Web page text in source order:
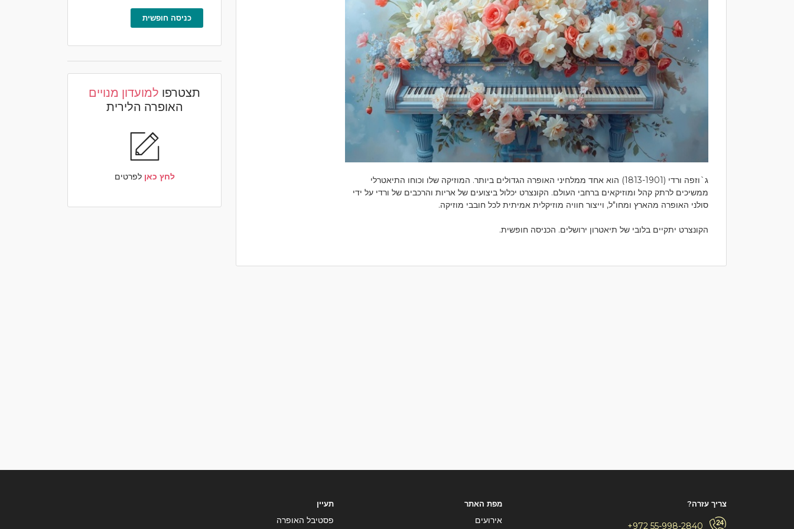
ג`וזפה ורדי (1813-1901) הוא אחד ממלחיני האופרה הגדולים ביותר. המוזיקה שלו וכוחו התיאטרלי
ממשיכים לרתק קהל ומוזיקאים ברחבי העולם. הקונצרט יכלול ביצועים של אריות והרכבים של ורדי על ידי
סולני האופרה מהארץ ומחו"ל, וייצור חוויה מוזיקלית אמיתית לכל חובבי מוזיקה.
הקונצרט יתקיים בלובי של תיאטרון ירושלים. הכניסה חופשית.
כניסה חופשית
תצטרפו למועדון מנויים
האופרה הלירית
לחץ כאן לפרטים
צריך עזרה?
+972 55-998-2840
מפת האתר
אירועים
תעיין
פסטיבל האופרה